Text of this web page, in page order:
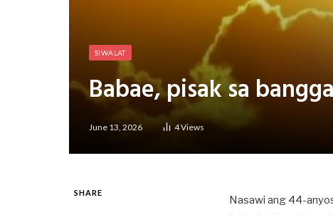
SIWALAT
Babae, pisak sa
June 13, 2026 4Views
SHARE
Nasawi ang 44-